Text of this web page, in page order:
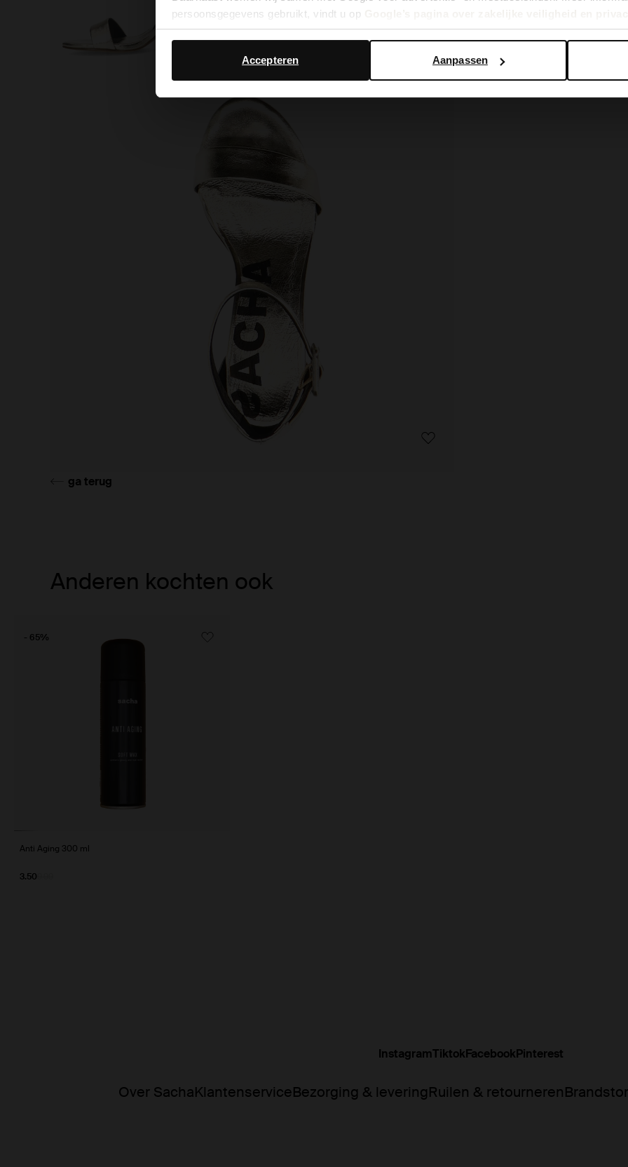
persoonsgegevens gebruikt, vindt u op
Aanpassen
Accepteren
ga terug
Anderen kochten ook
Anti Aging 300 ml
3.50
- 65%
Over SachaKlantenserviceBezorging & leveringRuilen & retourneren
InstagramTiktokFacebookPinterest